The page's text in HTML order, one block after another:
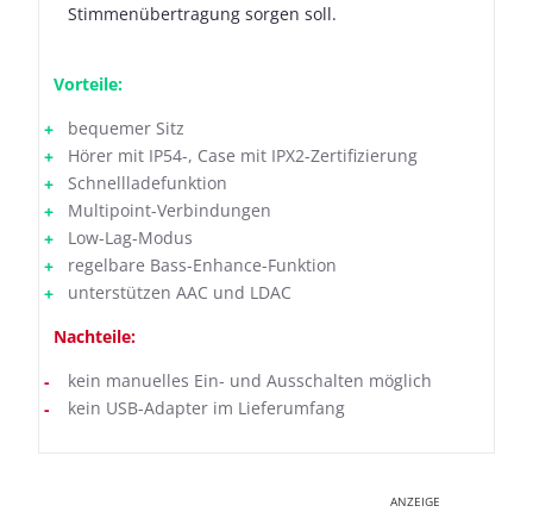
Stimmenübertragung sorgen soll.
Vorteile:
bequemer Sitz
Hörer mit IP54-, Case mit IPX2-Zertifizierung
Schnellladefunktion
Multipoint-Verbindungen
Low-Lag-Modus
regelbare Bass-Enhance-Funktion
unterstützen AAC und LDAC
Nachteile:
kein manuelles Ein- und Ausschalten möglich
kein USB-Adapter im Lieferumfang
ANZEIGE